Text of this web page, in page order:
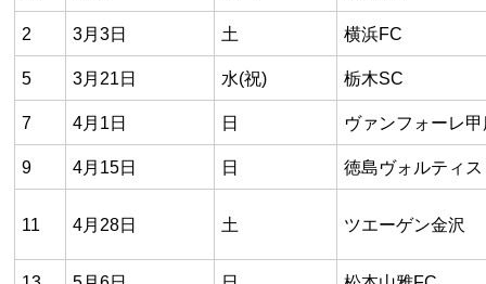
2 3月3日 土 横浜FC
5 3月21日 水(祝) 栃木SC
7 4月1日 日 ヴァンフォーレ
9 4月15日 日 徳島ヴォルティス
11 4月28日 土 ツエーゲン金沢